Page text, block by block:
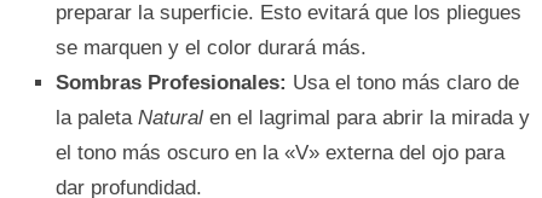
preparar la superficie. Esto evitará que los pliegues
se marquen y el color durará más.
Sombras Profesionales: Usa el tono más claro de
la paleta Natural en el lagrimal para abrir la mirada y
el tono más oscuro en la «V» externa del ojo para
dar profundidad.